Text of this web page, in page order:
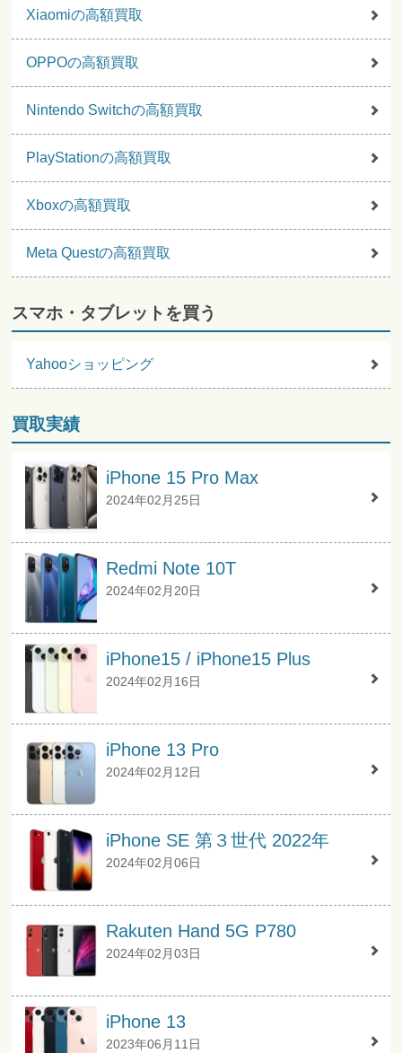
Xiaomiの高額買取
OPPOの高額買取
Nintendo Switchの高額買取
PlayStationの高額買取
Xboxの高額買取
Meta Questの高額買取
スマホ・タブレットを買う
Yahooショッピング
買取実績
iPhone 15 Pro Max
2024年02月25日
Redmi Note 10T
2024年02月20日
iPhone15 / iPhone15 Plus
2024年02月16日
iPhone 13 Pro
2024年02月12日
iPhone SE 第３世代 2022年
2024年02月06日
Rakuten Hand 5G P780
2024年02月03日
iPhone 13
2023年06月11日